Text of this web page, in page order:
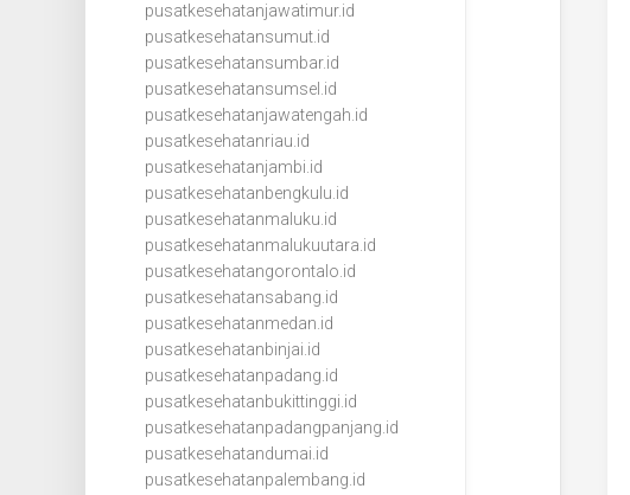
pusatkesehatanjawatimur.id
pusatkesehatansumut.id
pusatkesehatansumbar.id
pusatkesehatansumsel.id
pusatkesehatanjawatengah.id
pusatkesehatanriau.id
pusatkesehatanjambi.id
pusatkesehatanbengkulu.id
pusatkesehatanmaluku.id
pusatkesehatanmalukuutara.id
pusatkesehatangorontalo.id
pusatkesehatansabang.id
pusatkesehatanmedan.id
pusatkesehatanbinjai.id
pusatkesehatanpadang.id
pusatkesehatanbukittinggi.id
pusatkesehatanpadangpanjang.id
pusatkesehatandumai.id
pusatkesehatanpalembang.id